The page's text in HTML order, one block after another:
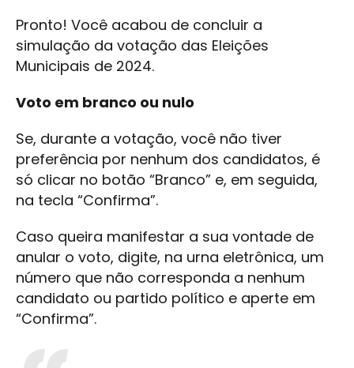
Pronto! Você acabou de concluir a
simulação da votação das Eleições
Municipais de 2024.
Voto em branco ou nulo
Se, durante a votação, você não tiver
preferência por nenhum dos candidatos, é
só clicar no botão “Branco” e, em seguida,
na tecla “Confirma”.
Caso queira manifestar a sua vontade de
anular o voto, digite, na urna eletrônica, um
número que não corresponda a nenhum
candidato ou partido político e aperte em
“Confirma”.